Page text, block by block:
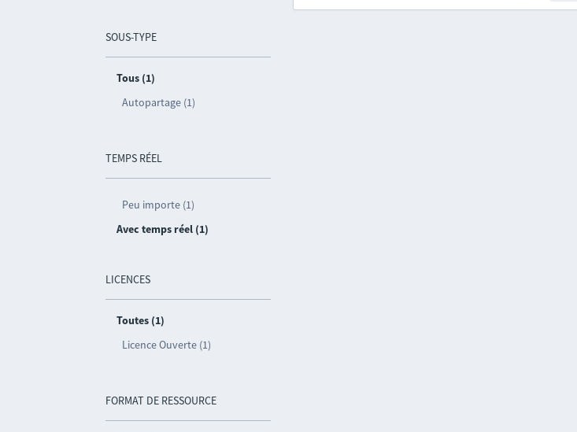
SOUS-TYPE
Tous (1)
Autopartage (1)
TEMPS RÉEL
Peu importe (1)
Avec temps réel (1)
LICENCES
Toutes (1)
Licence Ouverte (1)
FORMAT DE RESSOURCE